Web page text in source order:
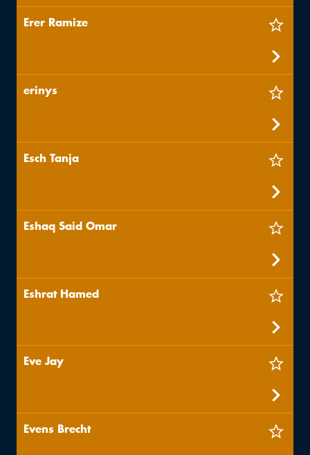
Erer Ramize
erinys
Esch Tanja
Eshaq Said Omar
Eshrat Hamed
Eve Jay
Evens Brecht